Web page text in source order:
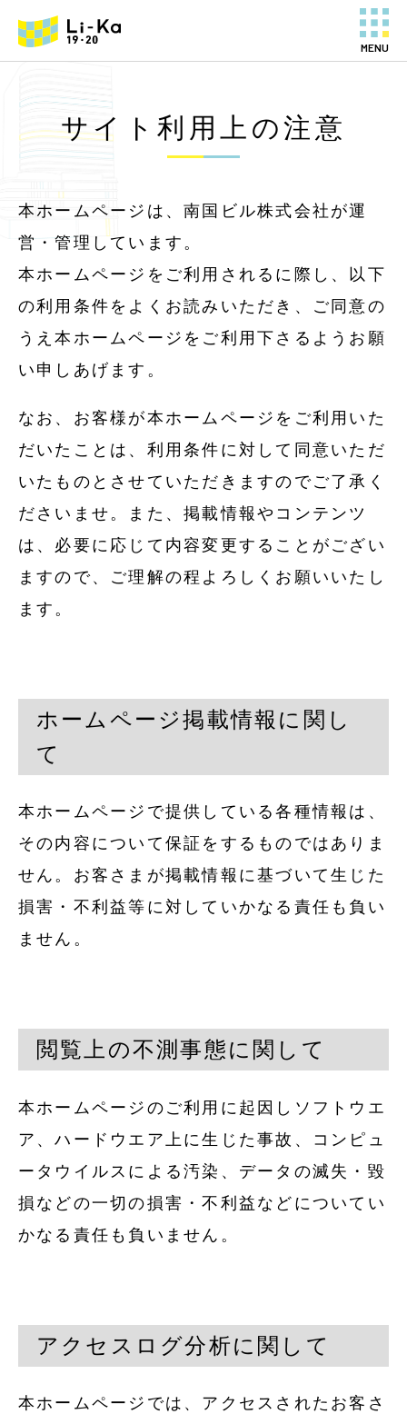
MENU
サイト利用上の注意
本ホームページは、南国ビル株式会社が運
営・管理しています。
本ホームページをご利用されるに際し、以下
の利用条件をよくお読みいただき、ご同意の
うえ本ホームページをご利用下さるようお願
い申しあげます。
なお、お客様が本ホームページをご利用いた
だいたことは、利用条件に対して同意いただ
いたものとさせていただきますのでご了承く
ださいませ。また、掲載情報やコンテンツ
は、必要に応じて内容変更することがござい
ますので、ご理解の程よろしくお願いいたし
ます。
ホームページ掲載情報に関し
て
本ホームページで提供している各種情報は、
その内容について保証をするものではありま
せん。お客さまが掲載情報に基づいて生じた
損害・不利益等に対していかなる責任も負い
ません。
閲覧上の不測事態に関して
本ホームページのご利用に起因しソフトウエ
ア、ハードウエア上に生じた事故、コンピュ
ータウイルスによる汚染、データの滅失・毀
損などの一切の損害・不利益などについてい
かなる責任も負いません。
アクセスログ分析に関して
本ホームページでは、アクセスされたお客さ